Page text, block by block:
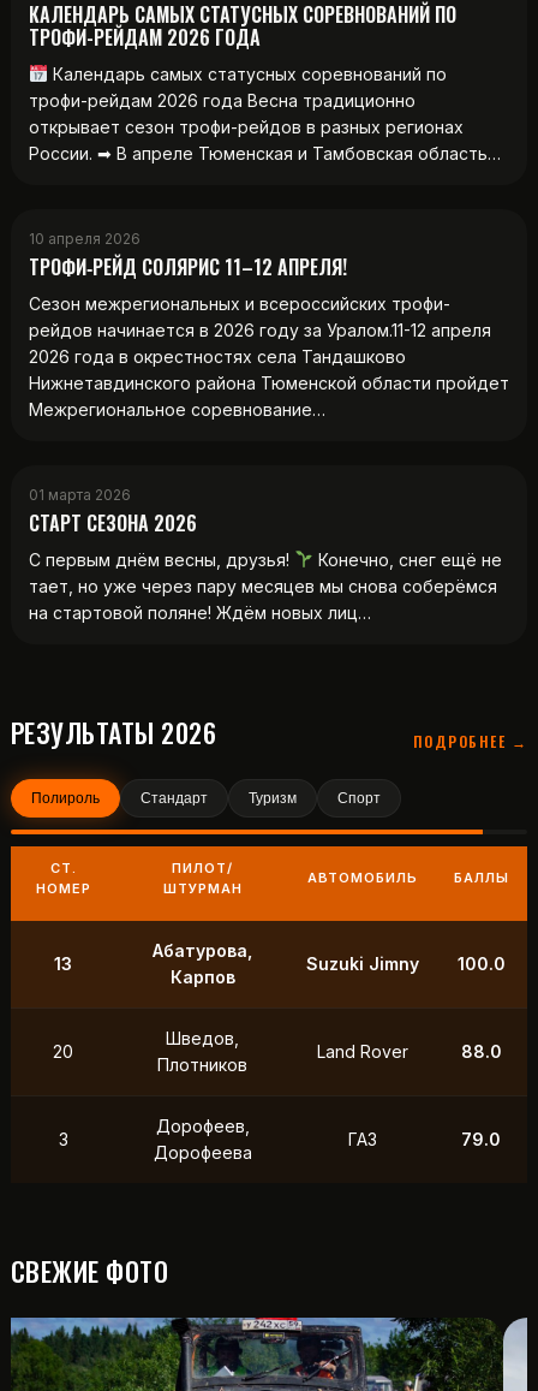
КАЛЕНДАРЬ САМЫХ СТАТУСНЫХ СОРЕВНОВАНИЙ ПО
ТРОФИ-РЕЙДАМ 2026 ГОДА
Календарь самых статусных соревнований по
трофи-рейдам 2026 года Весна традиционно
открывает сезон трофи-рейдов в разных регионах
России. ➡ В апреле Тюменская и Тамбовская область…
10 апреля 2026
ТРОФИ‑РЕЙД СОЛЯРИС 11–12 АПРЕЛЯ!
Сезон межрегиональных и всероссийских трофи-
рейдов начинается в 2026 году за Уралом.11-12 апреля
2026 года в окрестностях села Тандашково
Нижнетавдинского района Тюменской области пройдет
Межрегиональное соревнование…
01 марта 2026
СТАРТ СЕЗОНА 2026
С первым днём весны, друзья!
Конечно, снег ещё не
тает, но уже через пару месяцев мы снова соберёмся
на стартовой поляне! Ждём новых лиц…
РЕЗУЛЬТАТЫ 2026 ПОДРОБНЕЕ →
Полироль Стандарт Туризм Спорт
СТ.
НОМЕР
ПИЛОТ/
ШТУРМАН
АВТОМОБИЛЬ БАЛЛЫ
9 Маслов, Ходько УАЗ 250.0
Петухов
Фердман